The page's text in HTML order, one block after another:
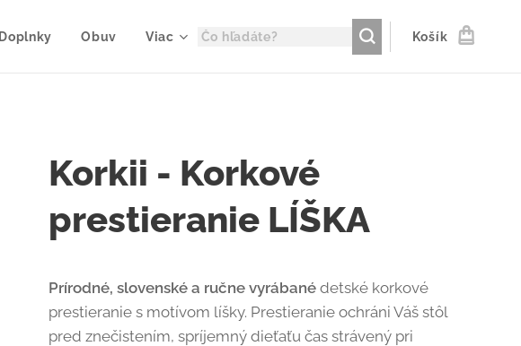
Doplnky Obuv Viac Košík
Korkii - Korkové
prestieranie LÍŠKA
Prírodné, slovenské a ručne vyrábané detské korkové
prestieranie s motívom líšky. Prestieranie ochráni Váš stôl
pred znečistením, spríjemný dieťaťu čas strávený pri